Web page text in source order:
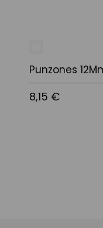
Punzones
8,15 €